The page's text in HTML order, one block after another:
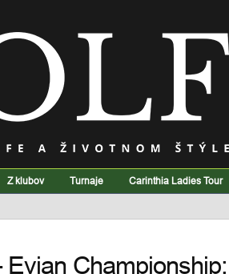
Z klubov Turnaje Carinthia Ladies Tour
Evian